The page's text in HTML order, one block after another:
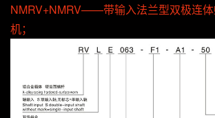
NMRV+NMRV——带输入法兰型双极连体
机；